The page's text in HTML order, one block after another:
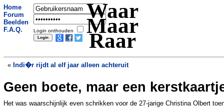
Home
Forum
Beelden
F.A.Q.
Login onthouden
Waar
Maar
Raar
« Indi�r rijdt al elf jaar alleen achteruit
Discotheek weigert dikke vrouwen»
Geen boete, maar een
Het was waarschijnlijk even schrikken voor de 27-jarige Christina Olbert